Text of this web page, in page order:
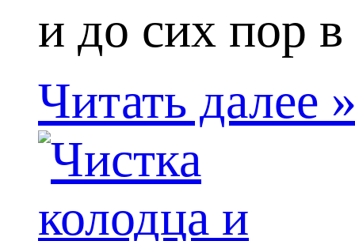
и до сих пор
Читать далее